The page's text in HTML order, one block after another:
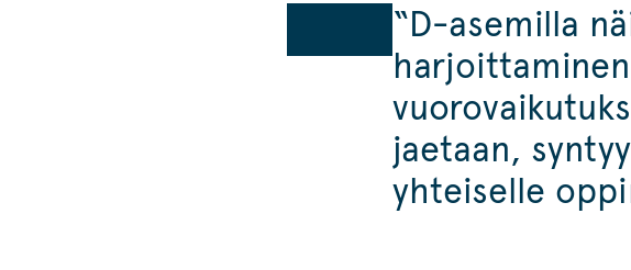
“D-asemilla
jaetaan,
yhteiselle